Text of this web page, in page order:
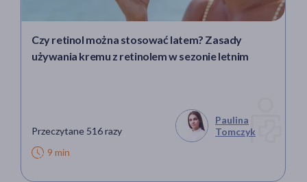
Czy retinol można stosować latem? Zasady
używania kremu z retinolem w sezonie letnim
Przeczytane 516 razy
9 min
Paulina
Tomczyk